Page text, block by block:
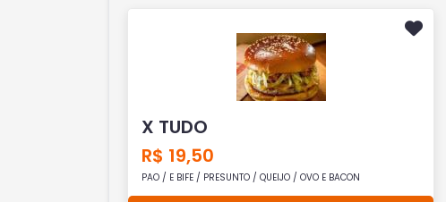
X TUDO
R$ 19,50
PAO / E BIFE / PRESUNTO / QUEIJO / OVO E BACON